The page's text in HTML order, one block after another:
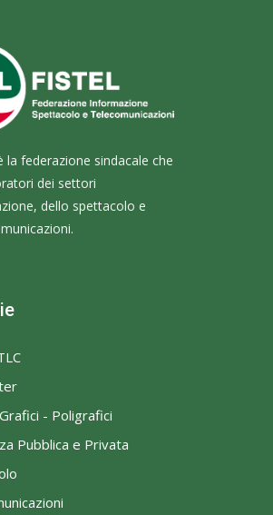
la federazione sindacale che
dei settori
dello spettacolo e
- Poligrafici
Pubblica e Privata